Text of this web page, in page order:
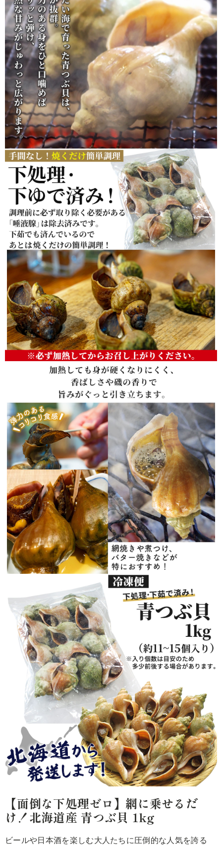
【面倒な下処理ゼロ】網に乗せるだ
け！北海道産 青つぶ貝 1kg
ビールや日本酒を楽しむ大人たちに圧倒的な人気を誇る